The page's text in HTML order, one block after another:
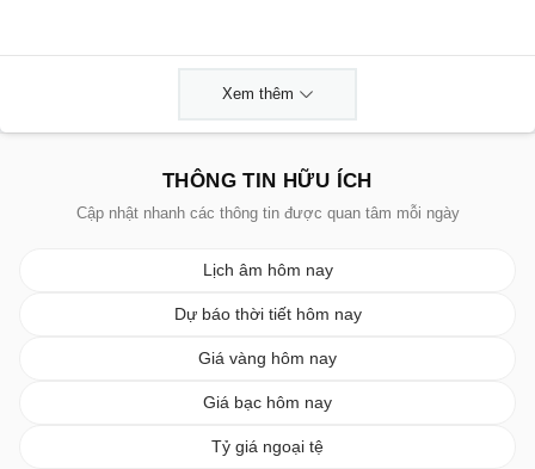
Xem thêm
THÔNG TIN HỮU ÍCH
Cập nhật nhanh các thông tin được quan tâm mỗi ngày
Lịch âm hôm nay
Dự báo thời tiết hôm nay
Giá vàng hôm nay
Giá bạc hôm nay
Tỷ giá ngoại tệ